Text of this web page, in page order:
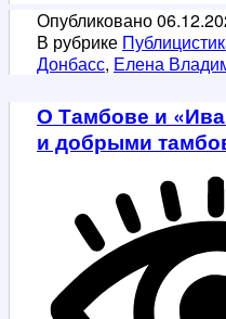
Победу»
Опубликовано
В рубрике
Донбасс, Елена
О Тамбове и
и добрыми